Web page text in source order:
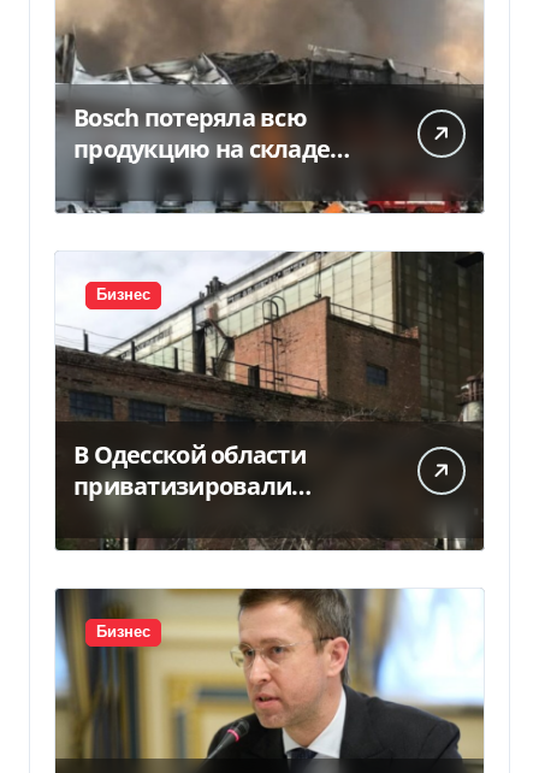
Bosch потеряла всю
продукцию на складе
Бизнес
В Одесской области
приватизировали
«Хлебную базу №77» за
5,7 млн грн
Бизнес